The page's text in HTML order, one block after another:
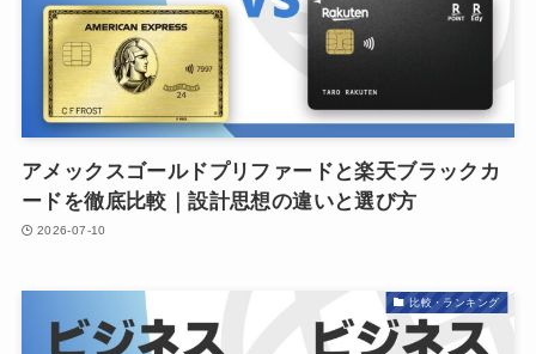
アメックスゴールドプリファードと楽天ブラックカ
ードを徹底比較｜設計思想の違いと選び方
2026-07-10
比較・ランキング